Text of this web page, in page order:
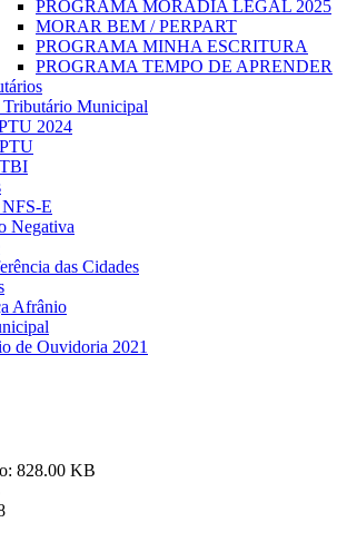
PROGRAMA MORADIA LEGAL 2025
MORAR BEM / PERPART
PROGRAMA MINHA ESCRITURA
PROGRAMA TEMPO DE APRENDER
Municipal
2024
E
Negativa
das Cidades
Afrânio
de Ouvidoria 2021
828.00 KB